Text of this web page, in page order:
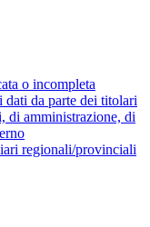
o incompleta
dati da parte dei titolari
di amministrazione, di
regionali/provinciali